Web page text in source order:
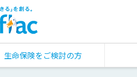
生命保険をご検討の方